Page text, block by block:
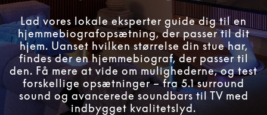
Lad vores lokale eksperter guide dig til en
hjemmebiografopsætning, der passer til dit
hjem. Uanset hvilken størrelse din stue har,
findes der en hjemmebiograf, der passer til
den. Få mere at vide om mulighederne, og test
forskellige opsætninger – fra 5.1 surround
sound og avancerede soundbars til TV med
indbygget kvalitetslyd.